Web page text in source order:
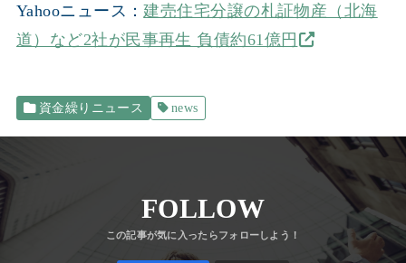
Yahooニュース：建売住宅分譲の札証物産（北海
道）など2社が民事再生 負債約61億円
資金繰りニュース news
FOLLOW